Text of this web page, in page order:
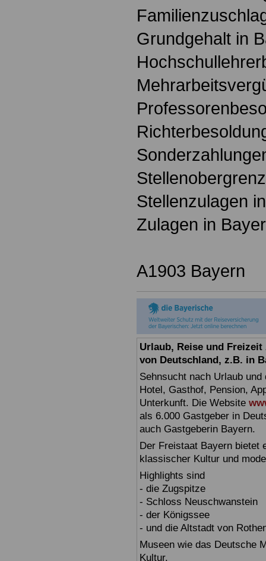
Grundgehalt in
Stellenzulagen
Zulagen in
A1903 Bayern
Urlaub, Reise und
von Deutschland, z.B. in
Sehnsucht nach Urlaub
Hotel, Gasthof, Pension,
Unterkunft. Die Website
als 6.000 Gastgeber in
auch Gastgeberin Bayern.
Der Freistaat Bayern bietet
klassischer Kultur und
Highlights sind
- die Zugspitze
- Schloss Neuschwanstein
- der Königssee
- und die Altstadt von
Museen wie das Deutsche
Kultur.